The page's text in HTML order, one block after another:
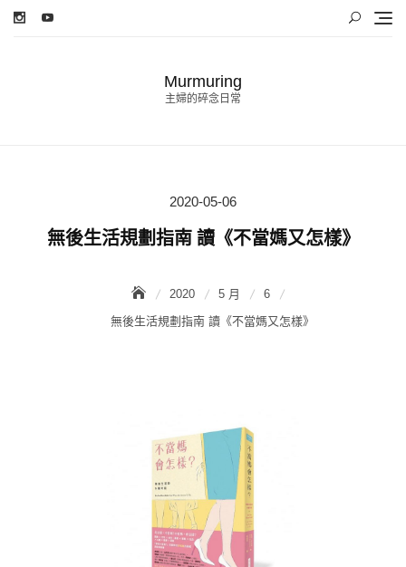
Skip
Murmuring
主婦的碎念日常
Posted
on
2020-05-06
無後生活規劃指南 讀《不當媽又怎樣》
2020 5 月
6
無後生活規劃指南 讀《不當媽又怎樣》